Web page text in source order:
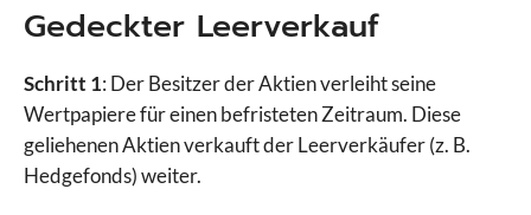
Gedeckter Leerverkauf
Schritt 1: Der Besitzer der Aktien verleiht seine
Wertpapiere für einen befristeten Zeitraum. Diese
geliehenen Aktien verkauft der Leerverkäufer (z. B.
Hedgefonds) weiter.